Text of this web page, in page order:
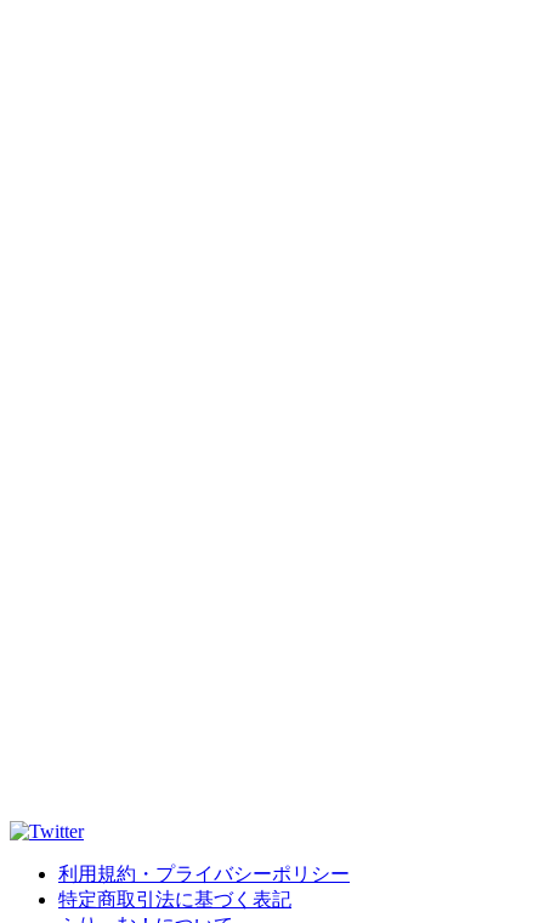
利用規約・プライバシーポリシー
特定商取引法に基づく表記